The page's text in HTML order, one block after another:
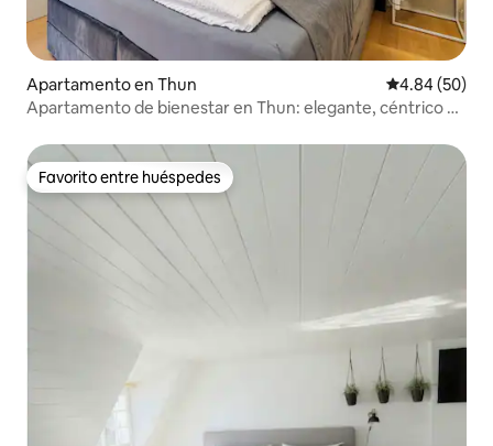
Apartamento en Thun Calificación
4.84 (50)
Apartamento de bienestar en Thun: elegante, céntrico y
Favorito entre huéspedes
Favorito entre huéspedes